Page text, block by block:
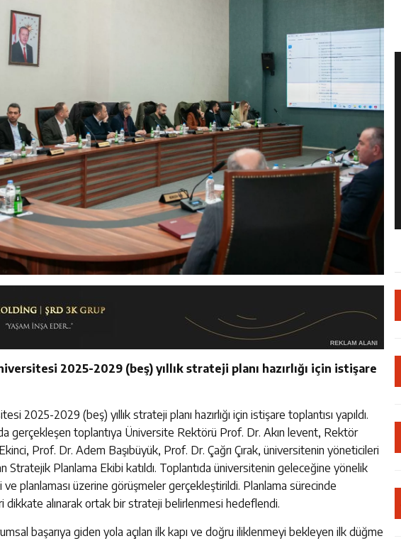
2025-2029 (beş) yıllık strateji planı hazırlığı için istişare
2025-2029 (beş) yıllık strateji planı hazırlığı için istişare toplantısı yapıldı.
gerçekleşen toplantıya Üniversite Rektörü Prof. Dr. Akın levent, Rektör
Prof. Dr. Adem Başıbüyük, Prof. Dr. Çağrı Çırak, üniversitenin yöneticileri
Stratejik Planlama Ekibi katıldı. Toplantıda üniversitenin geleceğine yönelik
ve planlaması üzerine görüşmeler gerçekleştirildi. Planlama sürecinde
dikkate alınarak ortak bir strateji belirlenmesi hedeflendi.
başarıya giden yola açılan ilk kapı ve doğru iliklenmeyi bekleyen ilk düğme